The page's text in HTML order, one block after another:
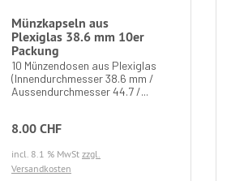
Münzkapseln aus
Plexiglas 38.6 mm 10er
Packung
10 Münzendosen aus Plexiglas
(Innendurchmesser 38.6 mm /
Aussendurchmesser 44.7 /...
8.00 CHF
incl. 8.1 % MwSt zzgl.
Versandkosten